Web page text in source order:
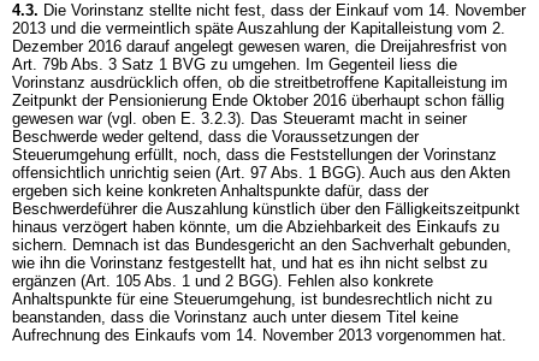
4.3. Die Vorinstanz stellte nicht fest, dass der Einkauf vom 14. November
2013 und die vermeintlich späte Auszahlung der Kapitalleistung vom 2.
Dezember 2016 darauf angelegt gewesen waren, die Dreijahresfrist von
Art. 79b Abs. 3 Satz 1 BVG zu umgehen. Im Gegenteil liess die
Vorinstanz ausdrücklich offen, ob die streitbetroffene Kapitalleistung im
Zeitpunkt der Pensionierung Ende Oktober 2016 überhaupt schon fällig
gewesen war (vgl. oben E. 3.2.3). Das Steueramt macht in seiner
Beschwerde weder geltend, dass die Voraussetzungen der
Steuerumgehung erfüllt, noch, dass die Feststellungen der Vorinstanz
offensichtlich unrichtig seien (Art. 97 Abs. 1 BGG). Auch aus den Akten
ergeben sich keine konkreten Anhaltspunkte dafür, dass der
Beschwerdeführer die Auszahlung künstlich über den Fälligkeitszeitpunkt
hinaus verzögert haben könnte, um die Abziehbarkeit des Einkaufs zu
sichern. Demnach ist das Bundesgericht an den Sachverhalt gebunden,
wie ihn die Vorinstanz festgestellt hat, und hat es ihn nicht selbst zu
ergänzen (Art. 105 Abs. 1 und 2 BGG). Fehlen also konkrete
Anhaltspunkte für eine Steuerumgehung, ist bundesrechtlich nicht zu
beanstanden, dass die Vorinstanz auch unter diesem Titel keine
Aufrechnung des Einkaufs vom 14. November 2013 vorgenommen hat.